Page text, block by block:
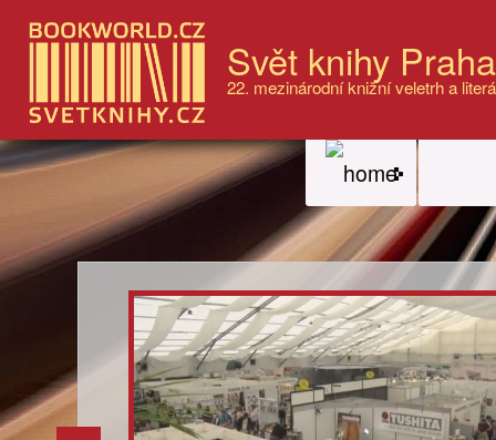
Svět knihy
22. mezinárodní knižní veletrh a